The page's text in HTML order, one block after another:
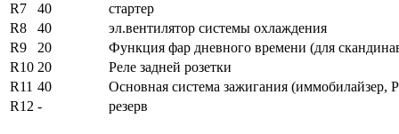
R7
40
стартер
R8
40
эл.вентилятор системы охлаждения
R9
20
Функция фар дневного времени (для
R10 20
Реле задней розетки
R11 40
Основная система зажигания (иммобилайзер,
R12 - резерв